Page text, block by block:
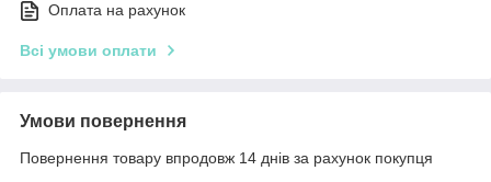
Оплата на рахунок
Всі умови оплати
Умови повернення
Повернення товару впродовж 14 днів за рахунок покупця